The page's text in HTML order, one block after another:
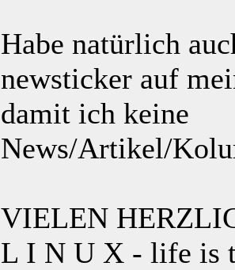
Habe natürlich
newsticker auf
damit ich keine
News/Artikel/
VIELEN
L I N U X - life is